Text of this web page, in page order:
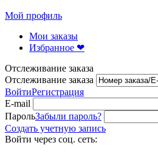
Мой профиль
Мои заказы
Избранное ❤
Отслеживание заказа
Отслеживание заказа
ВойтиРегистрация
E-mail
ПарольЗабыли пароль?
Создать учетную запись
Войти через соц. сеть: